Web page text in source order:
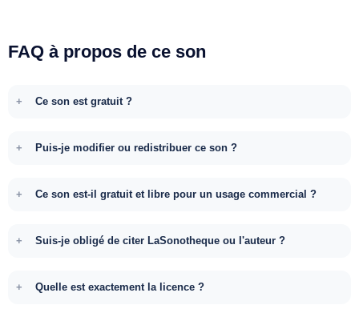
FAQ à propos de ce son
Ce son est gratuit ?
Puis-je modifier ou redistribuer ce son ?
Ce son est-il gratuit et libre pour un usage commercial ?
Suis-je obligé de citer LaSonotheque ou l'auteur ?
Quelle est exactement la licence ?